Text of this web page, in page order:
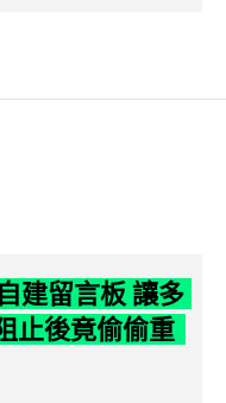
建留言板 讓多
止後竟偷偷重